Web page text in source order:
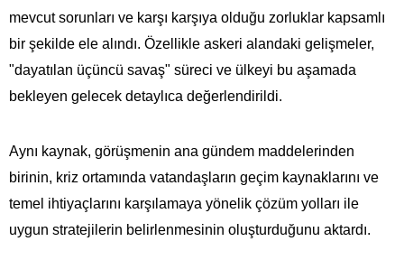
mevcut sorunları ve karşı karşıya olduğu zorluklar kapsamlı
bir şekilde ele alındı. Özellikle askeri alandaki gelişmeler,
"dayatılan üçüncü savaş" süreci ve ülkeyi bu aşamada
bekleyen gelecek detaylıca değerlendirildi.
Aynı kaynak, görüşmenin ana gündem maddelerinden
birinin, kriz ortamında vatandaşların geçim kaynaklarını ve
temel ihtiyaçlarını karşılamaya yönelik çözüm yolları ile
uygun stratejilerin belirlenmesinin oluşturduğunu aktardı.